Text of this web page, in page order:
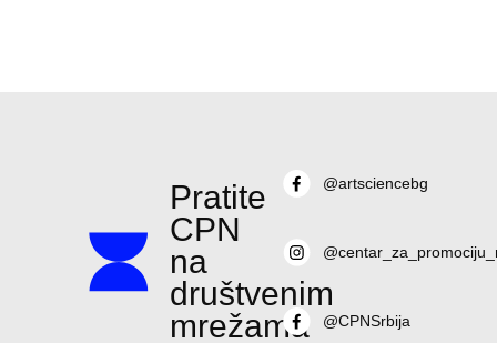
Pratite
CPN
na
društvenim
mrežama
@artsciencebg
@CPNSrbija